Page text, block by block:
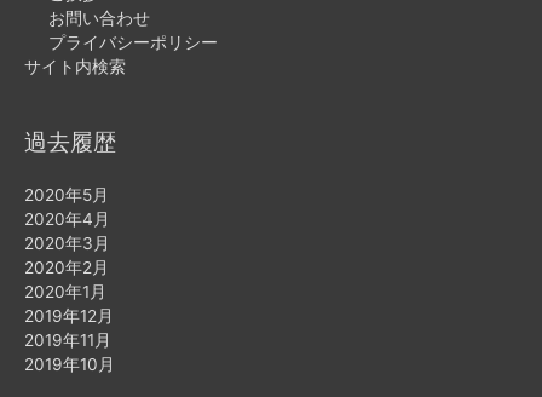
お問い合わせ
プライバシーポリシー
サイト内検索
過去履歴
2020年5月
2020年4月
2020年3月
2020年2月
2020年1月
2019年12月
2019年11月
2019年10月